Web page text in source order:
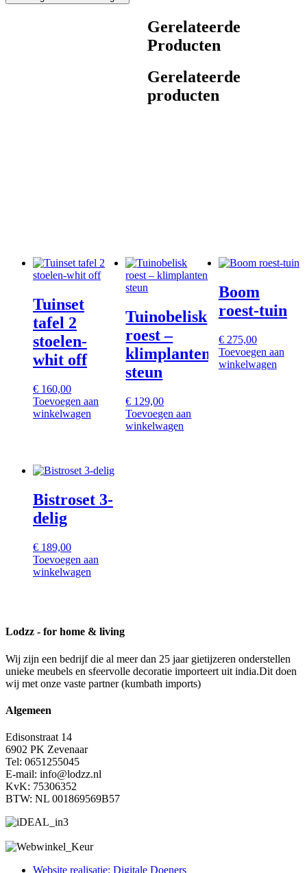
aantal
Gerelateerde
Producten
Gerelateerde
producten
Tuinset
tafel 2
stoelen-
whit off
€ 160,00
Toevoegen aan
winkelwagen
Tuinobelisk
roest –
klimplanten
steun
€ 129,00
Toevoegen aan
winkelwagen
Boom
roest-tuin
€275,00
Toevoegen aan
winkelwagen
Bistroset 3-
delig
€ 189,00
Toevoegen aan
winkelwagen
Lodzz - for home & living
Wij zijn een bedrijf die al meer dan 25 jaar gietijzeren onderstellen
unieke meubels en sfeervolle decoratie importeert uit india.Dit doen
wij met onze vaste partner (kumbath imports)
Algemeen
Edisonstraat 14
6902 PK Zevenaar
Tel: 0651255045
E-mail: info@lodzz.nl
KvK: 75306352
BTW: NL 001869569B57
Website realisatie: Digitale Doeners